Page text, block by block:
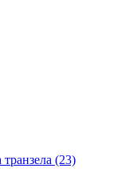
(23)